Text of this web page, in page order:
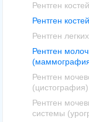
Рентген
Рентген
Рентген легких
Рентген
Рентген
(цистография)
Рентген
системы